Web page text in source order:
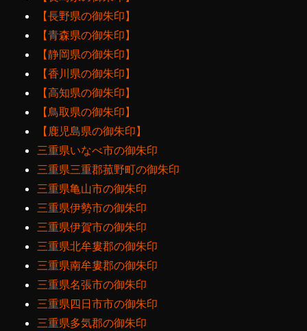
【長野県の御朱印】
【青森県の御朱印】
【静岡県の御朱印】
【香川県の御朱印】
【高知県の御朱印】
【鳥取県の御朱印】
【鹿児島県の御朱印】
三重県いなべ市の御朱印
三重県三重郡菰野町の御朱印
三重県亀山市の御朱印
三重県伊勢市の御朱印
三重県伊賀市の御朱印
三重県北牟婁郡の御朱印
三重県南牟婁郡の御朱印
三重県名張市の御朱印
三重県四日市市の御朱印
三重県多気郡の御朱印